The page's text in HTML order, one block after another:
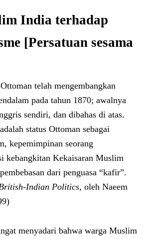
India terhadap
[Persatuan sesama
telah mengembangkan
pada tahun 1870; awalnya
sendiri, dan dibahas di atas.
status Ottoman sebagai
kepemimpinan seorang
kebangkitan Kekaisaran Muslim
dari penguasa “kafir”.
Indian Politics, oleh Naeem
menyadari bahwa warga Muslim